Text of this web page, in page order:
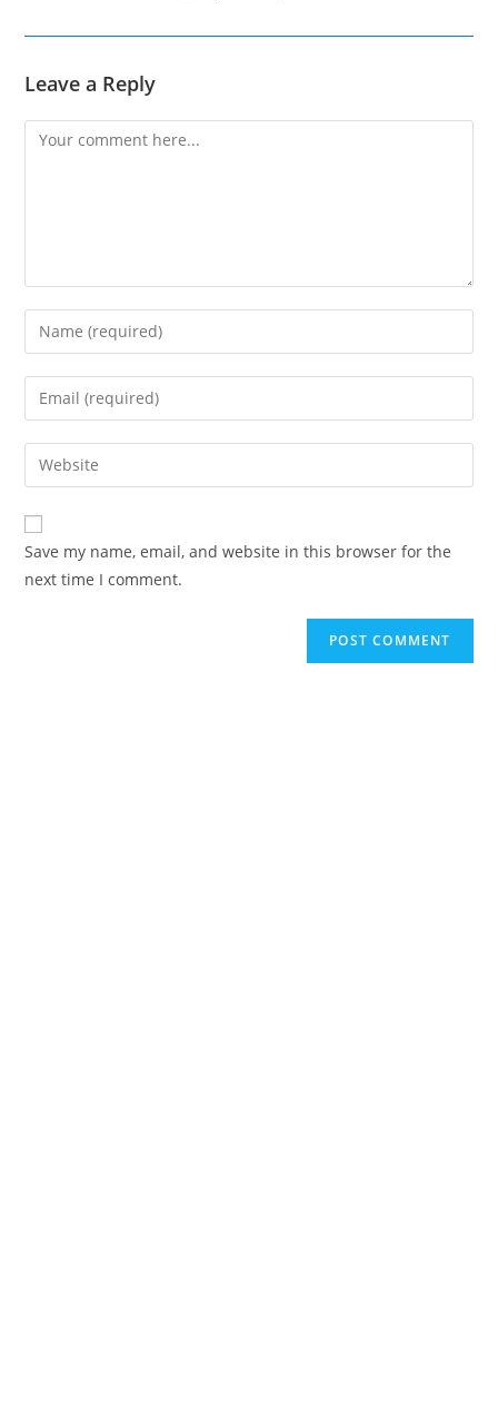
Leave a Reply
Comment
Enter
your
name
comment
Enter
your
email
address
comment
Enter
your
website
URL
(optional)
Save my name, email, and website in this browser for the
next time I comment.